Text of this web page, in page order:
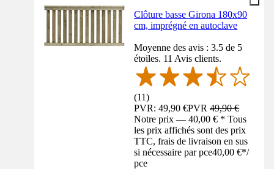
Clôture basse Girona 180x90
cm, imprégné en autoclave
Moyenne des avis : 3.5 de 5
étoiles. 11 Avis clients.
(11)
PVR: 49,90 €PVR49,90 €
Notre prix — 40,00 € * Tous
les prix affichés sont des prix
TTC, frais de livraison en sus
si nécessaire par pce40,00 €*/
pce